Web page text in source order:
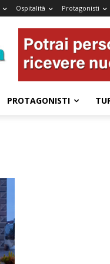
Ospitalità Protagonisti
PROTAGONISTI